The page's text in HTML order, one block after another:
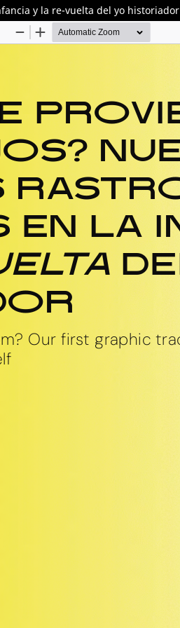
y la re-vuelta del yo historiador